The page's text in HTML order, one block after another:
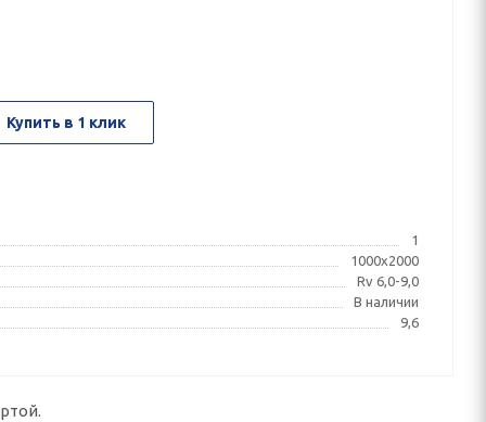
Купить в 1 клик
1
1000x2000
Rv 6,0-9,0
В наличии
9,6